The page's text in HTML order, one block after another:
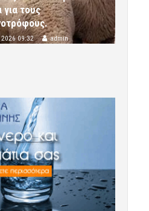
για τους
09:32 admin